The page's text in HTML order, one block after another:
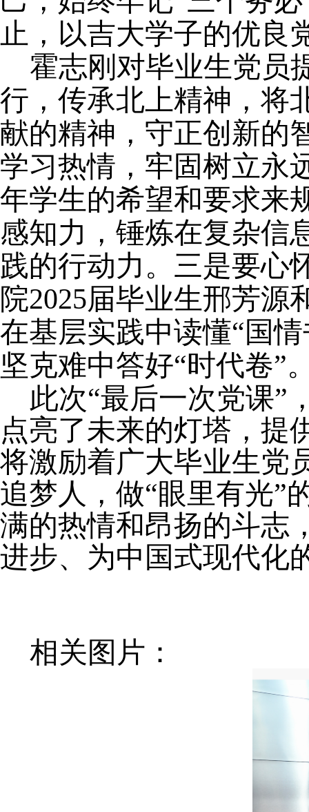
止，以吉大学子的优良
霍志刚对毕业生党员
行，传承北上精神，将
献的精神，守正创新的
学习热情，牢固树立永
年学生的希望和要求来
感知力，锤炼在复杂信
践的行动力。三是要心
院2025届毕业生邢芳源
在基层实践中读懂“国
坚克难中答好“时代卷”
此次“最后一次党课”
点亮了未来的灯塔，提
将激励着广大毕业生党
追梦人，做“眼里有光”
满的热情和昂扬的斗志
进步、为中国式现代化
相关图片：